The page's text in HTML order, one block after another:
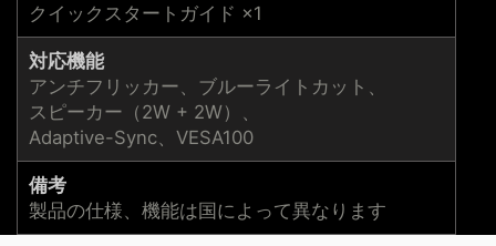
クイックスタートガイド ×1
対応機能
アンチフリッカー、ブルーライトカット、
スピーカー（2W + 2W）、
Adaptive-Sync、VESA100
備考
製品の仕様、機能は国によって異なります